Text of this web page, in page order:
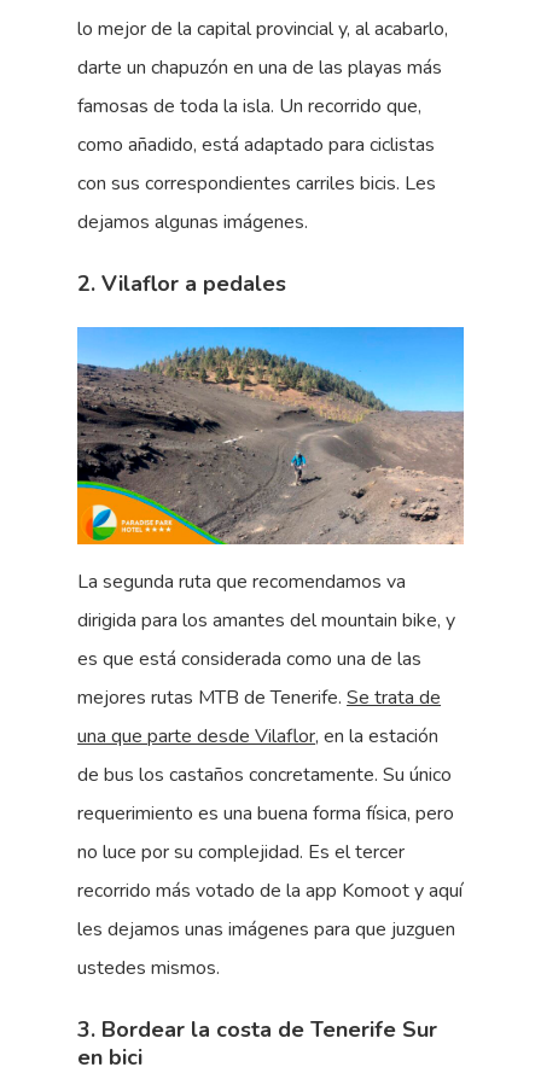
lo mejor de la capital provincial y, al acabarlo,
darte un chapuzón en una de las playas más
famosas de toda la isla. Un recorrido que,
como añadido, está adaptado para ciclistas
con sus correspondientes carriles bicis. Les
dejamos algunas imágenes.
2. Vilaflor a pedales
La segunda ruta que recomendamos va
dirigida para los amantes del mountain bike, y
es que está considerada como una de las
mejores rutas MTB de Tenerife.Se trata de
una que parte desde Vilaflor, en la estación
de bus los castaños concretamente. Su único
requerimiento es una buena forma física, pero
no luce por su complejidad. Es el tercer
recorrido más votado de la app Komoot y aquí
les dejamos unas imágenes para que juzguen
ustedes mismos.
3. Bordear la costa de Tenerife Sur
en bici